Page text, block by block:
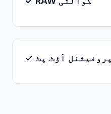
✓ پروفیشنل آؤٹ پٹ